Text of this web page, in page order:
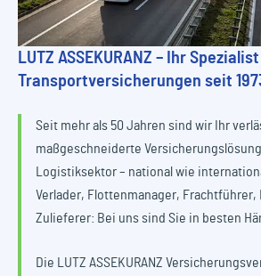
LUTZ ASSEKURANZ – Ihr
Transportversicherungen seit
Seit mehr als 50 Jahren sind wir Ihr
maßgeschneiderte
Logistiksektor – national wie
Verlader, Flottenmanager, Frachtführer,
Zulieferer: Bei uns sind Sie in besten
Die LUTZ ASSEKURANZ